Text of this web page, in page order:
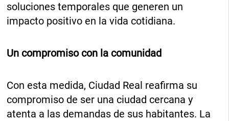
soluciones temporales que generen un
impacto positivo en la vida cotidiana.
Un compromiso con la comunidad
Con esta medida, Ciudad Real reafirma su
compromiso de ser una ciudad cercana y
atenta a las demandas de sus habitantes. La